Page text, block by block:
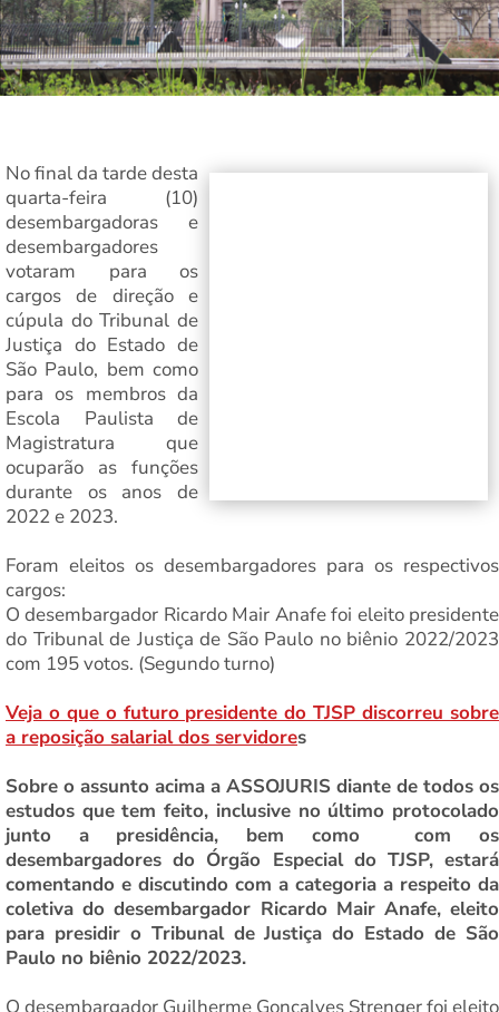
No final da tarde desta
quarta-feira (10)
desembargadoras e
desembargadores
votaram para os
cargos de direção e
cúpula do Tribunal de
Justiça do Estado de
São Paulo, bem como
para os membros da
Escola Paulista de
Magistratura que
ocuparão as funções
durante os anos de
2022 e 2023.
Foram eleitos os desembargadores para os respectivos
cargos:
O desembargador Ricardo Mair Anafe foi eleito presidente
do Tribunal de Justiça de São Paulo no biênio 2022/2023
com 195 votos. (Segundo turno)
Veja o que o futuro presidente do TJSP discorreu sobre
a reposição salarial dos servidores
Sobre o assunto acima a ASSOJURIS diante de todos os
estudos que tem feito, inclusive no último protocolado
junto a presidência, bem como com os
desembargadores do Órgão Especial do TJSP, estará
comentando e discutindo com a categoria a respeito da
coletiva do desembargador Ricardo Mair Anafe, eleito
para presidir o Tribunal de Justiça do Estado de São
Paulo no biênio 2022/2023.
O desembargador Guilherme Gonçalves Strenger foi eleito